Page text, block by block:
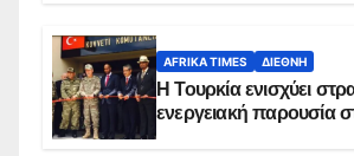
AFRIKA TIMES ΔΙΕΘΝΉ
Η Τουρκία ενισχύει
ενεργειακή παρουσία